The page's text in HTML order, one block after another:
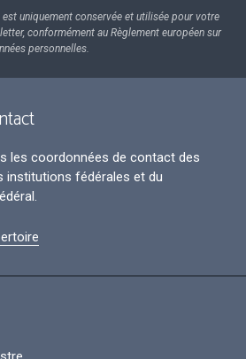
est uniquement conservée et utilisée pour votre
conformément au Règlement européen sur
personnelles.
les coordonnées de contact des
institutions fédérales et du